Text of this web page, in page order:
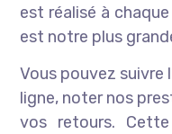
est réalisé à
est notre plus
Vous pouvez suivre
ligne, noter nos
vos retours.